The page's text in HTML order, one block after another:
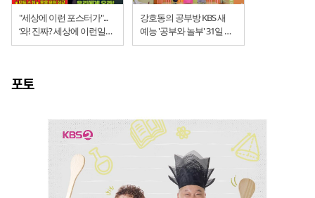
"세상에 이런 포스터가"...
‘와! 진짜? 세상에 이런일이’
시즌2
강호동의 공부방 KBS 새
예능 '공부와 놀부' 31일 첫
방송
포토